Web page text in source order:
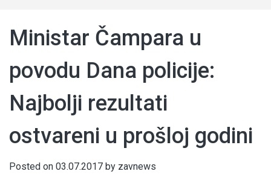
Ministar Čampara u
povodu Dana policije:
Najbolji rezultati
ostvareni u prošloj godini
Posted on 03.07.2017 by zavnews